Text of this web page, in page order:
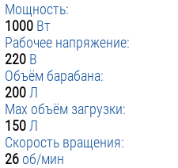
Мощность:
1000 Вт
Рабочее напряжение:
220 В
Объём барабана:
200 Л
Max объём загрузки:
150 Л
Скорость вращения:
26 об/мин